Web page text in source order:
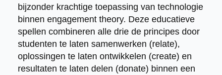
bijzonder krachtige toepassing van technologie
binnen engagement theory. Deze educatieve
spellen combineren alle drie de principes door
studenten te laten samenwerken (relate),
oplossingen te laten ontwikkelen (create) en
resultaten te laten delen (donate) binnen een